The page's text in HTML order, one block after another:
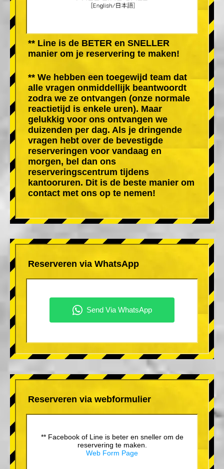
** Line is de BETER en SNELLER
manier om je reservering te maken!
** We hebben een toegewijd team dat
alle vragen onmiddellijk beantwoordt
zodra we ze ontvangen (onze normale
reactietijd is enkele uren). Maar
gelukkig voor ons ontvangen we
duizenden per dag. Als je dringende
vragen hebt over de bevestigde
reserveringen voor vandaag en
morgen, bel dan ons
reserveringscentrum tijdens
kantooruren. Dit is de beste manier om
contact met ons op te nemen!
Reserveren via WhatsApp
Reserveren via webformulier
** Facebook of Line is beter en sneller om de
reservering te maken.
Web Form Page